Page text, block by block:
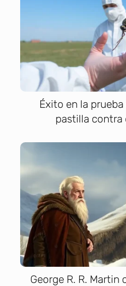
Éxito en la
pastilla contra
George R. R. Martin